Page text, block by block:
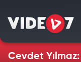
Cevdet